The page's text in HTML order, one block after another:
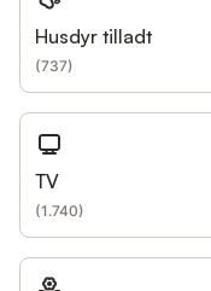
Husdyr tilladt
(737)
TV
(1.740)